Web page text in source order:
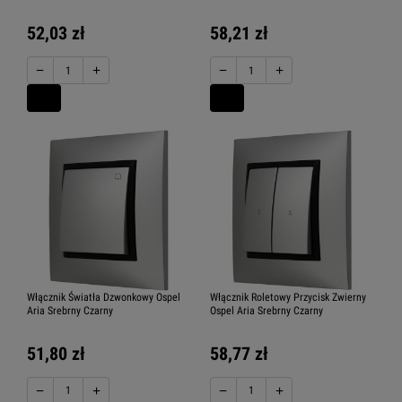
52,03 zł
− +
58,21 zł
− +
Włącznik Światła Dzwonkowy Ospel
Aria Srebrny Czarny
51,80 zł
− +
Włącznik Roletowy Przycisk Zwierny
Ospel Aria Srebrny Czarny
58,77 zł
− +